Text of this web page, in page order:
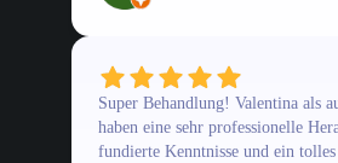
Super Behandlung! Valentina als
haben eine sehr professionelle
fundierte Kenntnisse und ein tolles